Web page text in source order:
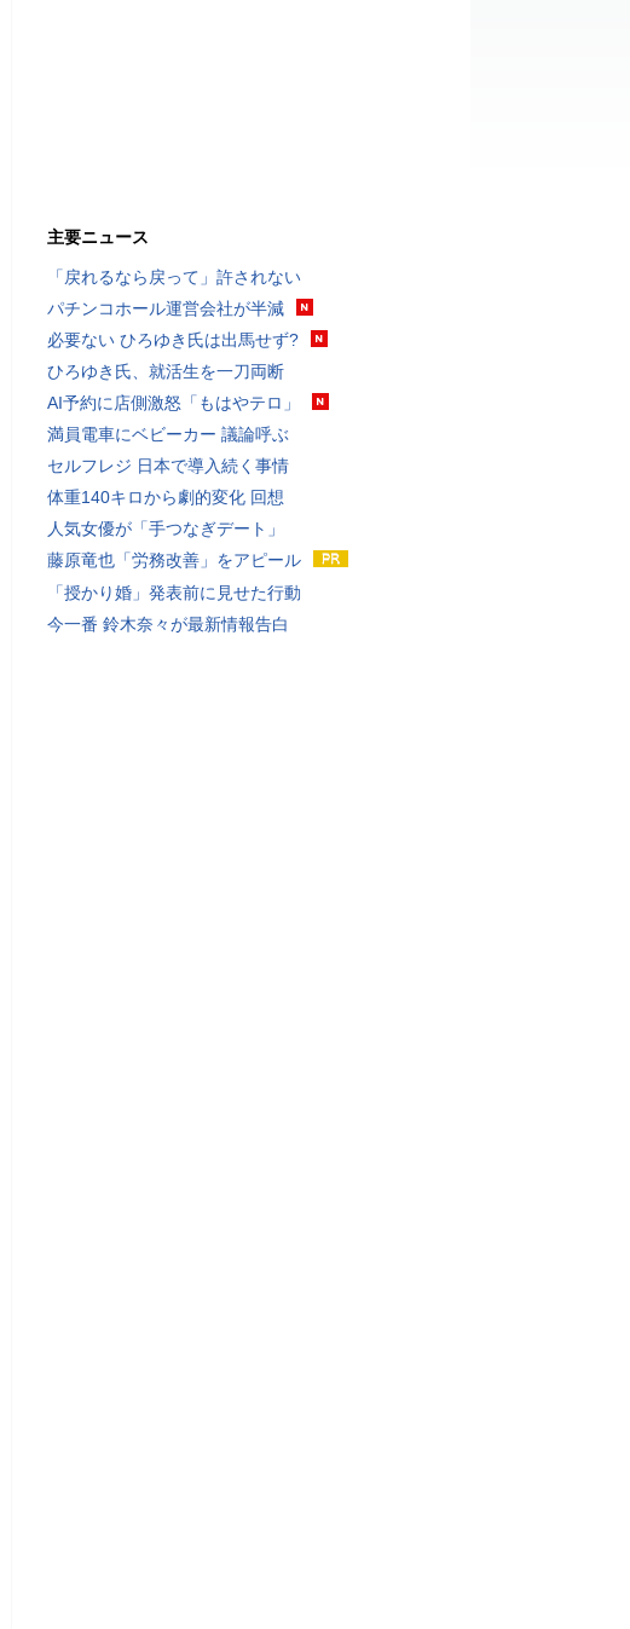
主要ニュース
「戻れるなら戻って」許されない
パチンコホール運営会社が半減
必要ない ひろゆき氏は出馬せず?
ひろゆき氏、就活生を一刀両断
AI予約に店側激怒「もはやテロ」
満員電車にベビーカー 議論呼ぶ
セルフレジ 日本で導入続く事情
体重140キロから劇的変化 回想
人気女優が「手つなぎデート」
藤原竜也「労務改善」をアピール
「授かり婚」発表前に見せた行動
今一番 鈴木奈々が最新情報告白